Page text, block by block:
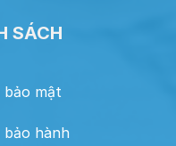
SÁCH
bảo mật
bảo hành